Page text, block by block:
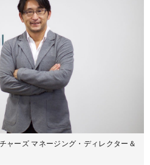
ャーズ マネージング・ディレクター＆